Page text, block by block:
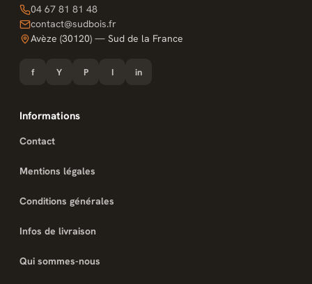
04 67 81 81 48
contact@sudbois.fr
Avèze (30120) — Sud de la France
f Y P I in
Informations
Contact
Mentions légales
Conditions générales
Infos de livraison
Qui sommes-nous